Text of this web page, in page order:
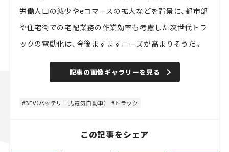
労働人口の減少やeコマースの拡大などを背景に、都市部
や住宅街での宅配業務の作業効率も考慮した次世代トラ
ックの電動化は、今後ますますニーズが高まりそうだ。
記事の画像ギャラリーを見る
BEV（バッテリー式電気自動車） トラック
この記事をシェア